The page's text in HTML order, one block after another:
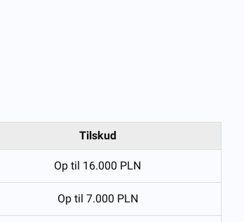
Tilskud
Op til 16.000 PLN
Op til 7.000 PLN